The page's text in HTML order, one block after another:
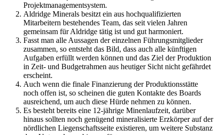
Projektmanagementsystem.
Aldridge Minerals besitzt ein aus hochqualifizierten
Mitarbeitern bestehendes Team, das seit vielen Jahren
gemeinsam für Aldridge tätig ist und gut harmoniert.
Fasst man alle Aussagen der einzelnen Führungsmitglieder
zusammen, so entsteht das Bild, dass auch alle künftigen
Aufgaben erfüllt werden können und das Ziel der Produktion
in Zeit- und Budgetrahmen aus heutiger Sicht nicht gefährdet
erscheint.
Auch wenn die finale Finanzierung der Produktionsstätte
noch offen ist, so scheinen die guten Kontakte des Boards
ausreichend, um auch diese Hürde nehmen zu können.
Es besteht bereits eine 12-jährige Minenlaufzeit, darüber
hinaus sollten noch genügend mineralisierte Erzkörper auf der
nördlichen Liegenschaftsseite existieren, um weitere Substanz